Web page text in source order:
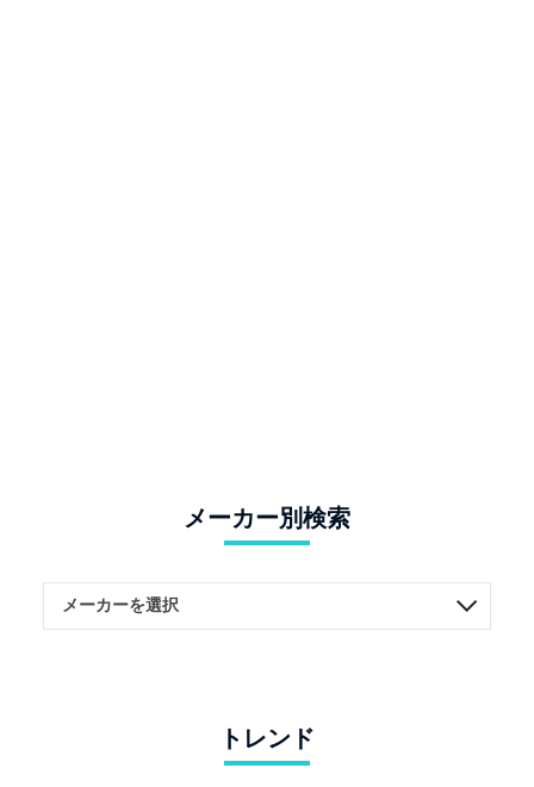
メーカー別検索
トレンド